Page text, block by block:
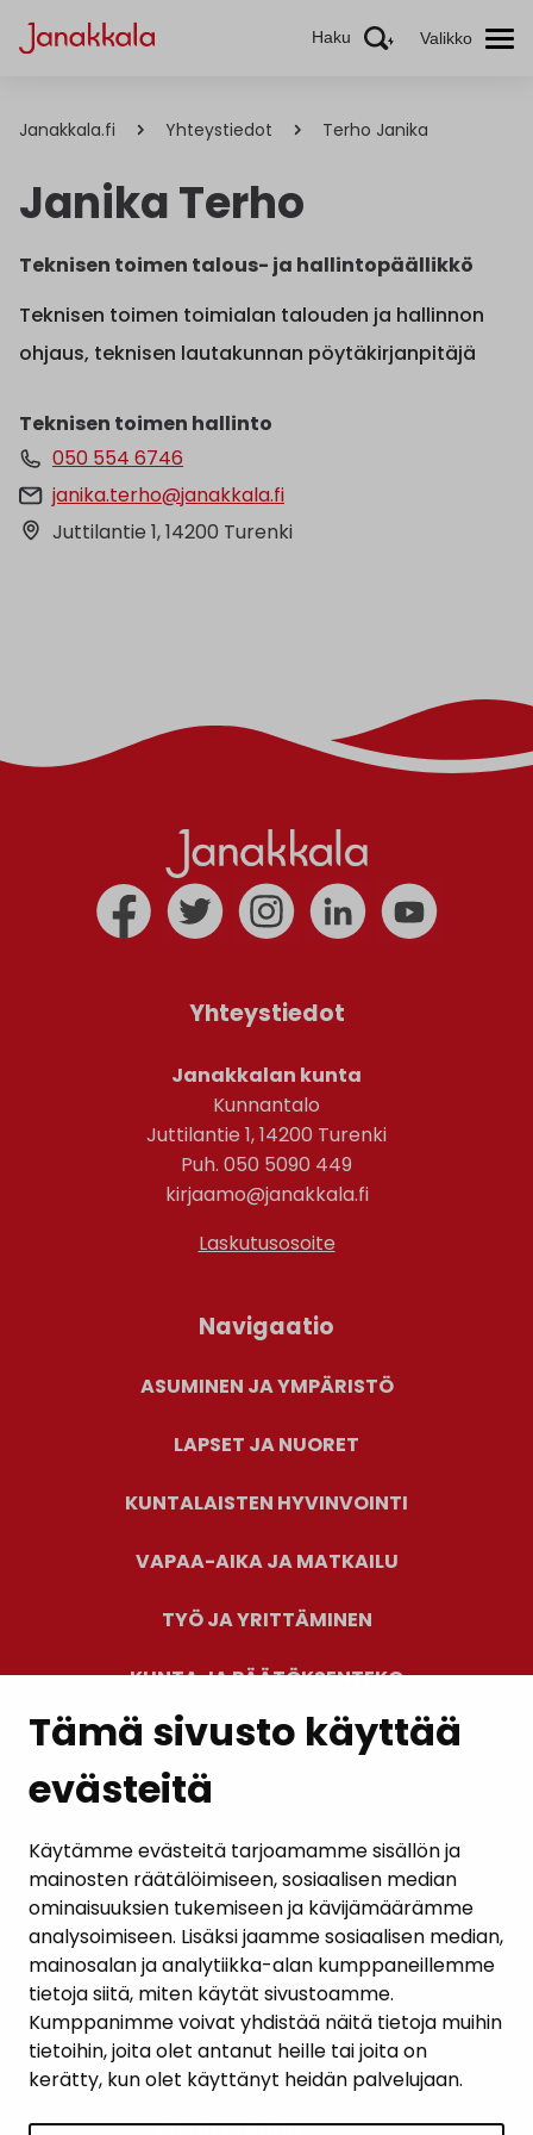
Tämä sivusto käyttää
evästeitä
Käytämme evästeitä tarjoamamme sisällön ja
mainosten räätälöimiseen, sosiaalisen median
ominaisuuksien tukemiseen ja kävijämäärämme
analysoimiseen. Lisäksi jaamme sosiaalisen median,
mainosalan ja analytiikka-alan kumppaneillemme
tietoja siitä, miten käytät sivustoamme.
Kumppanimme voivat yhdistää näitä tietoja muihin
tietoihin, joita olet antanut heille tai joita on
kerätty, kun olet käyttänyt heidän palvelujaan.
Haku Valikko
Janakkala.fi Yhteystiedot Terho Janika
Janika Terho
Teknisen toimen talous- ja hallintopäällikkö
Teknisen toimen toimialan talouden ja hallinnon
ohjaus, teknisen lautakunnan pöytäkirjanpitäjä
Teknisen toimen hallinto
050 554 6746
janika.terho@janakkala.fi
Juttilantie 1, 14200 Turenki
Yhteystiedot
Janakkalan kunta
Kunnantalo
Juttilantie 1, 14200 Turenki
Puh. 050 5090 449
kirjaamo@janakkala.fi
Laskutusosoite
Navigaatio
ASUMINEN JA YMPÄRISTÖ
LAPSET JA NUORET
KUNTALAISTEN HYVINVOINTI
VAPAA-AIKA JA MATKAILU
TYÖ JA YRITTÄMINEN
KUNTA JA PÄÄTÖKSENTEKO
AJANKOHTAISET
YHTEYSTIEDOT
KARTTAPALVELU